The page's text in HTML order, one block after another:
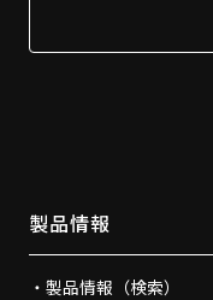
製品情報
製品情報（検索）